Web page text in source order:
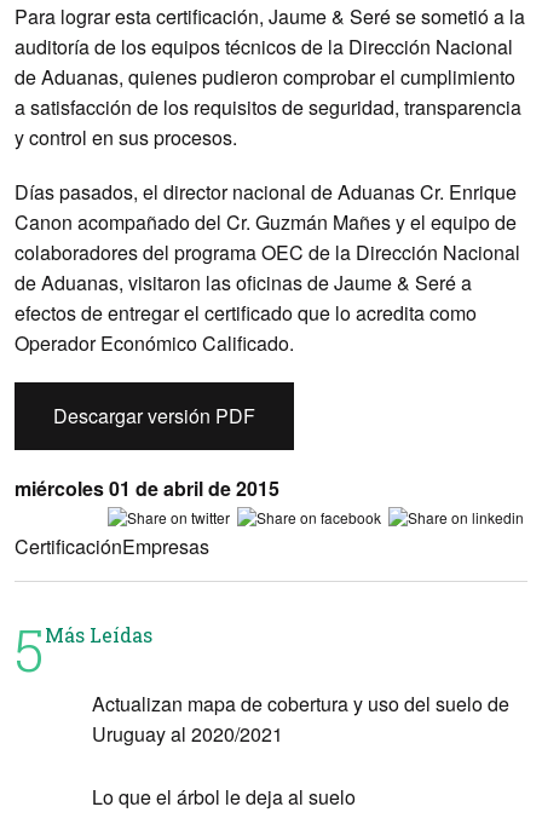
Para lograr esta certificación, Jaume & Seré se sometió a la
auditoría de los equipos técnicos de la Dirección Nacional
de Aduanas, quienes pudieron comprobar el cumplimiento
a satisfacción de los requisitos de seguridad, transparencia
y control en sus procesos.
Días pasados, el director nacional de Aduanas Cr. Enrique
Canon acompañado del Cr. Guzmán Mañes y el equipo de
colaboradores del programa OEC de la Dirección Nacional
de Aduanas, visitaron las oficinas de Jaume & Seré a
efectos de entregar el certificado que lo acredita como
Operador Económico Calificado.
Descargar versión PDF
miércoles 01 de abril de 2015
CertificaciónEmpresas
5Más Leídas
Actualizan mapa de cobertura y uso del suelo de
Uruguay al 2020/2021
Lo que el árbol le deja al suelo